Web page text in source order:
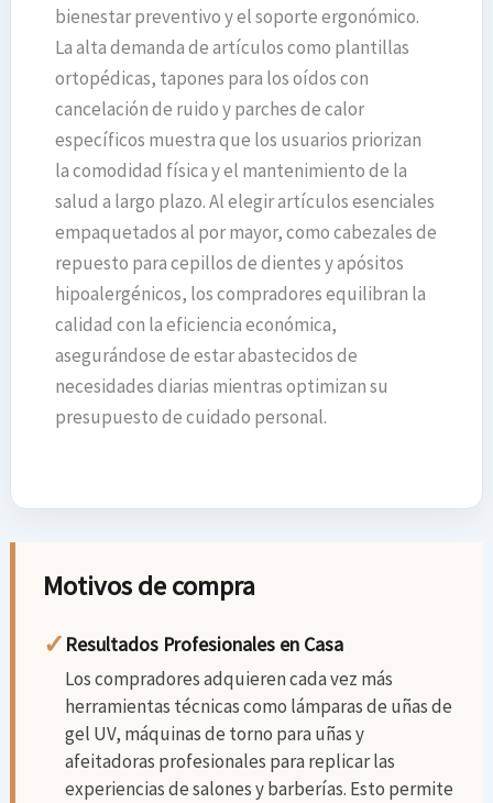
bienestar preventivo y el soporte ergonómico.
La alta demanda de artículos como plantillas
ortopédicas, tapones para los oídos con
cancelación de ruido y parches de calor
específicos muestra que los usuarios priorizan
la comodidad física y el mantenimiento de la
salud a largo plazo. Al elegir artículos esenciales
empaquetados al por mayor, como cabezales de
repuesto para cepillos de dientes y apósitos
hipoalergénicos, los compradores equilibran la
calidad con la eficiencia económica,
asegurándose de estar abastecidos de
necesidades diarias mientras optimizan su
presupuesto de cuidado personal.
Motivos de compra
✓ Resultados Profesionales en Casa
Los compradores adquieren cada vez más
herramientas técnicas como lámparas de uñas de
gel UV, máquinas de torno para uñas y
afeitadoras profesionales para replicar las
experiencias de salones y barberías. Esto permite